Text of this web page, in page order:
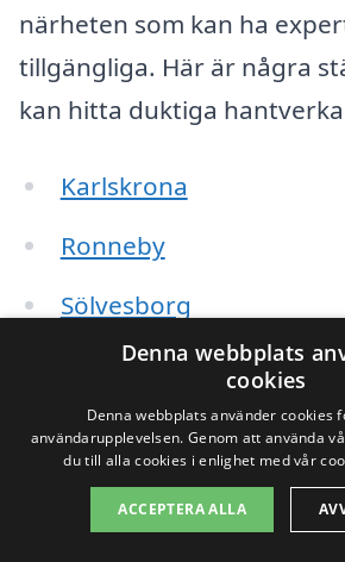
närheten som kan ha
tillgängliga. Här är några
kan hitta duktiga
Karlskrona
Ronneby
Sölvesborg
Korsberga
Färjestaden
Lyckeby
Kallinge
Denna webbplats
cookies
Denna webbplats använder cookies
användarupplevelsen. Genom att använda
du till alla cookies i enlighet med vår
ACCEPTERA ALLA